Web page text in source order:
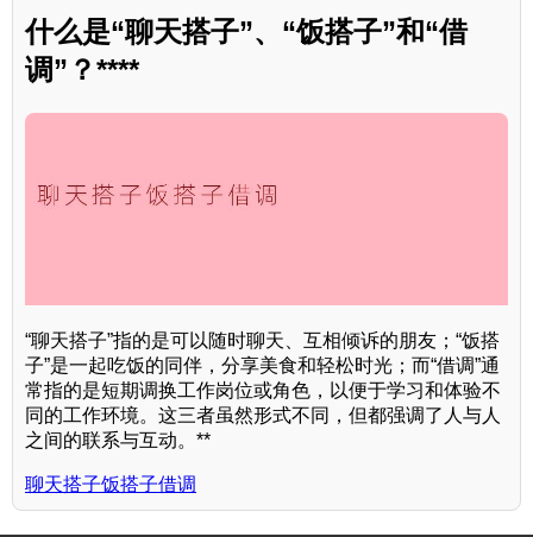
什么是“聊天搭子”、“饭搭子”和“借
调”？****
“聊天搭子”指的是可以随时聊天、互相倾诉的朋友；“饭搭
子”是一起吃饭的同伴，分享美食和轻松时光；而“借调”通
常指的是短期调换工作岗位或角色，以便于学习和体验不
同的工作环境。这三者虽然形式不同，但都强调了人与人
之间的联系与互动。**
聊天搭子饭搭子借调